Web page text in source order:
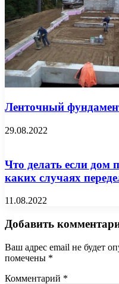
Ленточный
29.08.2022
Что делать если дом
каких случаях
11.08.2022
Добавить
Ваш адрес email не будет
помечены *
Комментарий *